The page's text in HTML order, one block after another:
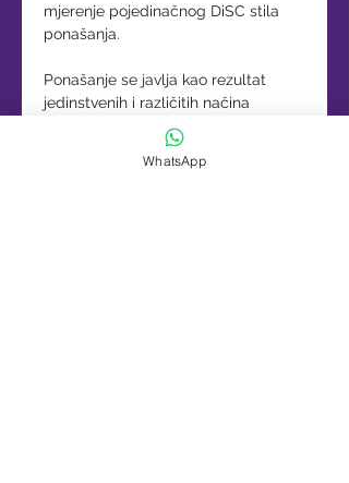
mjerenje pojedinačnog DiSC stila
ponašanja.
Ponašanje se javlja kao rezultat
jedinstvenih i različitih načina
razmišljanja, osjećaja i djelovanja.
To je izraz identiteta - razlikuje
jednog pojedinca od drugog -
WhatsApp